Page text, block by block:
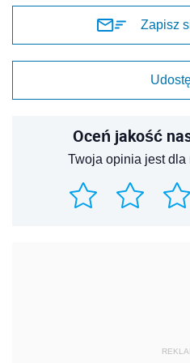
Zapisz
Oceń jakość
Twoja opinia jest